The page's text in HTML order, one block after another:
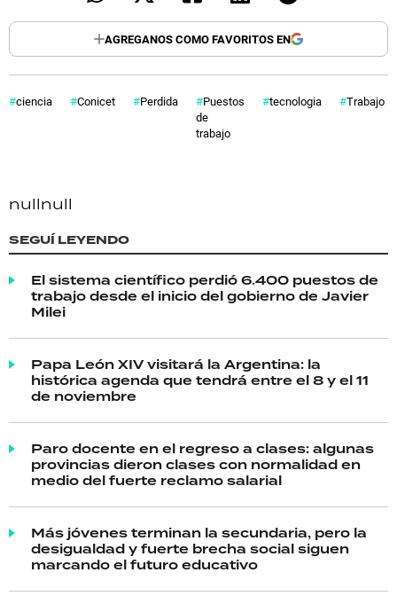
AGREGANOS COMO FAVORITOS EN
ciencia Conicet Perdida
Puestos
de
trabajo
tecnologia Trabajo
nullnull
SEGUÍ LEYENDO
El sistema científico perdió 6.400 puestos de
trabajo desde el inicio del gobierno de Javier
Milei
Papa León XIV visitará la Argentina: la
histórica agenda que tendrá entre el 8 y el 11
de noviembre
Paro docente en el regreso a clases: algunas
provincias dieron clases con normalidad en
medio del fuerte reclamo salarial
Más jóvenes terminan la secundaria, pero la
desigualdad y fuerte brecha social siguen
marcando el futuro educativo